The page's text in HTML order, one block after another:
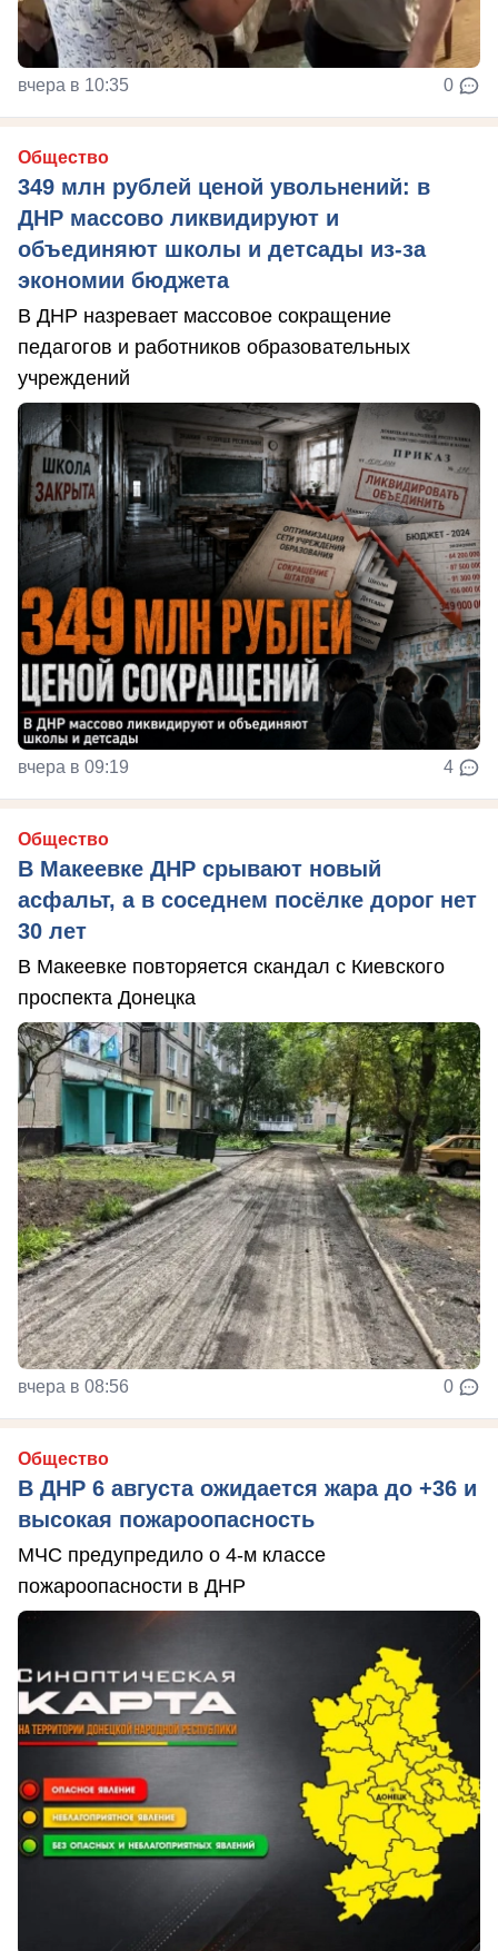
вчера в 10:35 0
Общество
349 млн рублей ценой увольнений: в
ДНР массово ликвидируют и
объединяют школы и детсады из-за
экономии бюджета
В ДНР назревает массовое сокращение
педагогов и работников образовательных
учреждений
вчера в 09:19 4
Общество
В Макеевке ДНР срывают новый
асфальт, а в соседнем посёлке дорог нет
30 лет
В Макеевке повторяется скандал с Киевского
проспекта Донецка
вчера в 08:56 0
Общество
В ДНР 6 августа ожидается жара до +36 и
высокая пожароопасность
МЧС предупредило о 4-м классе
пожароопасности в ДНР